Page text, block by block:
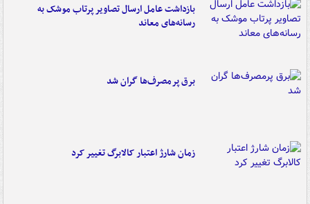
بازداشت عامل ارسال تصاویر پرتاب موشک به
رسانه‌های معاند
برق پرمصرف‌ها گران شد
زمان شارژ اعتبار کالابرگ تغییر کرد